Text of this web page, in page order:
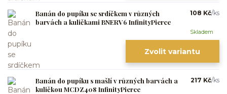
Banán do pupíku se srdíčkem v různých
barvách a kuličkami BNERV6 InfinityPierce
108 Kč/ks
Skladem
Zvolit variantu
Banán do pupíku s mašlí v různých barvách a
kuličkou MCDZ408 InfinityPierce
217 Kč/ks